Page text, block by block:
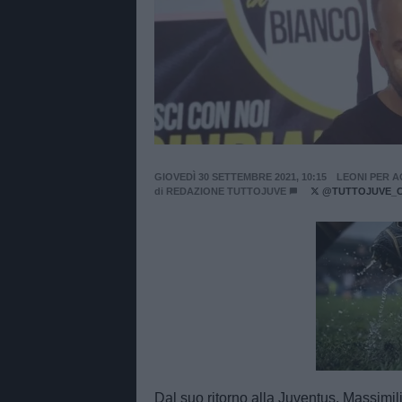
GIOVEDÌ 30 SETTEMBRE 2021, 10:15
LEONI PER
di REDAZIONE TUTTOJUVE
Dal suo ritorno alla Juventus,